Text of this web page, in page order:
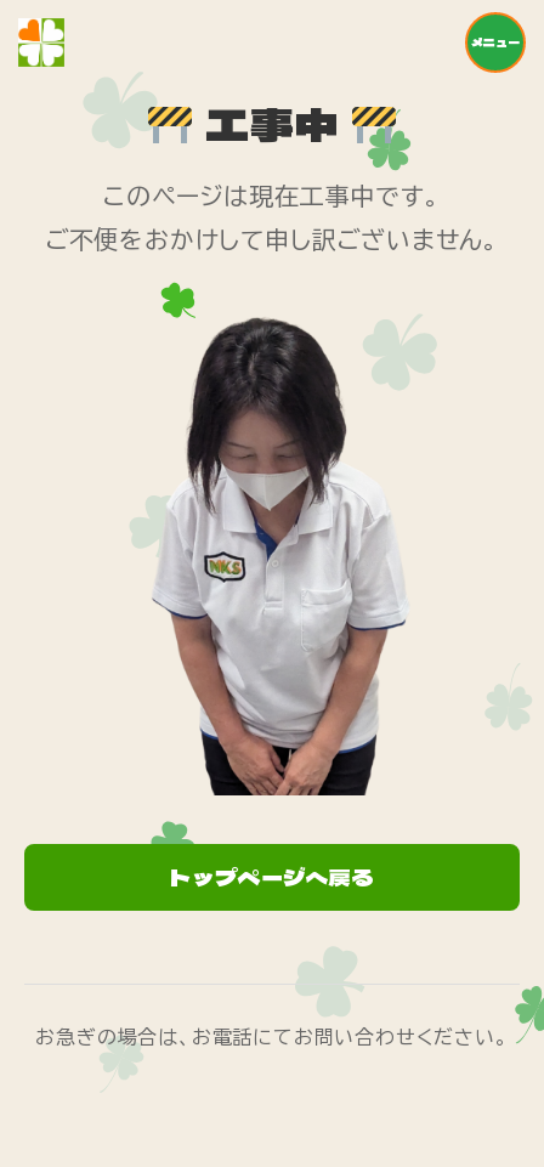
メニュー
工事中
このページは現在工事中です。
ご不便をおかけして申し訳ございません。
トップページへ戻る
お急ぎの場合は、お電話にてお問い合わせください。